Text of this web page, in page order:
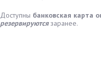
Доступны банковская карта
резервируютсязаранее.